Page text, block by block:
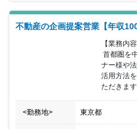
不動産の企画提案営業【年収
【業務内容
ナー様や
活用方法
ただきます
<勤務地> 東京都